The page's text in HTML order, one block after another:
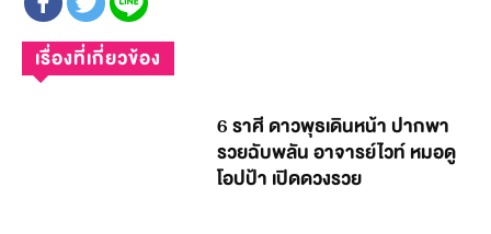
เรื่องที่เกี่ยวข้อง
6 ราศี ดาวพุธเดินหน้า ปากพา
รวยฉับพลัน อาจารย์ไวท์ หมอดู
โอปป้า เปิดดวงรวย